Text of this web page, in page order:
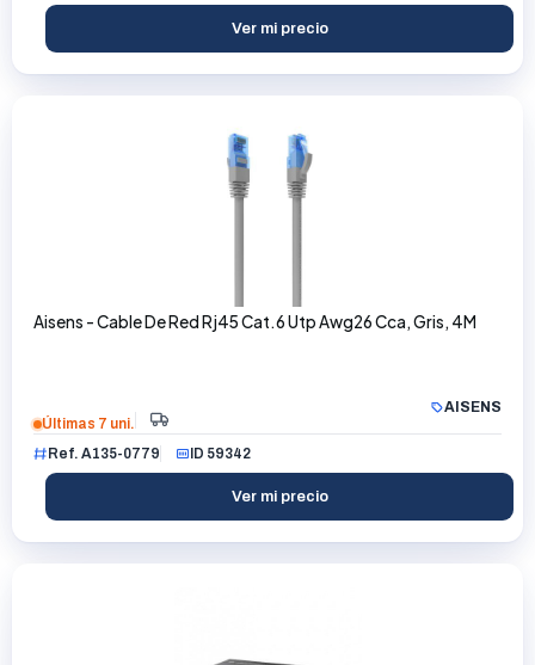
Ver mi precio
Aisens - Cable De Red Rj45 Cat.6 Utp Awg26 Cca, Gris, 4M
AISENS
Últimas 7 uni.
Ref. A135-0779
ID 59342
Ver mi precio